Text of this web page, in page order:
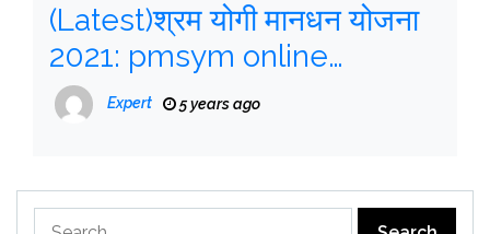
(Latest)श्रम योगी मानधन योजना
2021: pmsym online
registration | PM Mandhan
Yojana
Expert 5 years ago